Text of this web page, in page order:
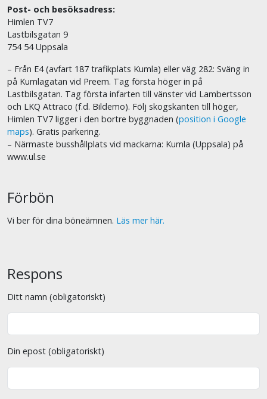
Post- och besöksadress:
Himlen TV7
Lastbilsgatan 9
754 54 Uppsala
– Från E4 (avfart 187 trafikplats Kumla) eller väg 282: Sväng in
på Kumlagatan vid Preem. Tag första höger in på
Lastbilsgatan. Tag första infarten till vänster vid Lambertsson
och LKQ Attraco (f.d. Bildemo). Följ skogskanten till höger,
Himlen TV7 ligger i den bortre byggnaden (position i Google
maps). Gratis parkering.
– Närmaste busshållplats vid mackarna: Kumla (Uppsala) på
www.ul.se
Förbön
Vi ber för dina böneämnen. Läs mer här.
Respons
Ditt namn (obligatoriskt)
Din epost (obligatoriskt)